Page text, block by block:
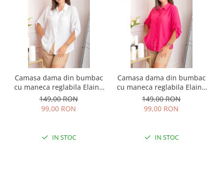
Camasa dama din bumbac
cu maneca reglabila Elaine
- Alb
149,00 RON
99,00 RON
IN STOC
Camasa dama din bumbac
cu maneca reglabila Elaine
- Ciclam
149,00 RON
99,00 RON
IN STOC